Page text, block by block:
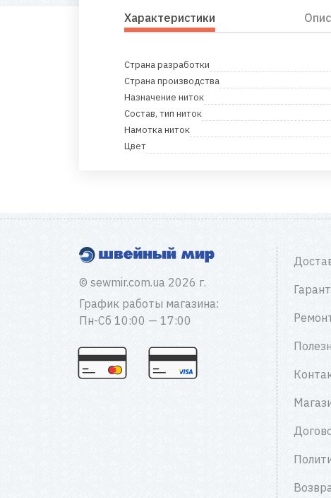
Характеристики
Страна разработки
Страна производства
Назначение ниток
Состав, тип ниток
Намотка ниток
Цвет
© sewmir.com.ua 2026 г.
График работы магазина:
Пн-Сб 10:00 — 17:00